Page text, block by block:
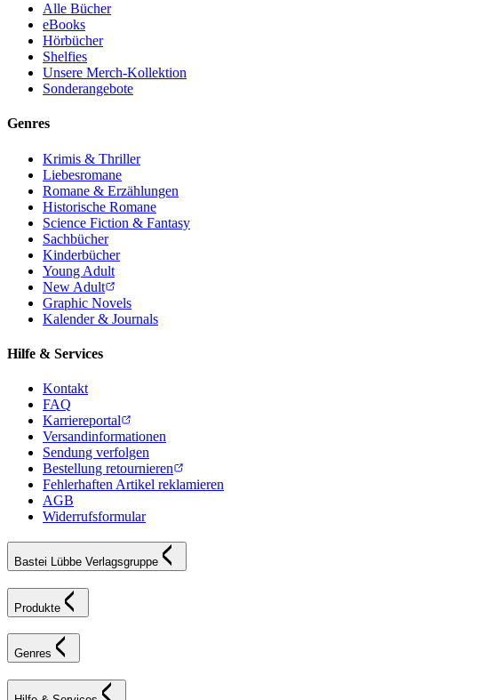
Alle Bücher
eBooks
Hörbücher
Shelfies
Unsere Merch-Kollektion
Sonderangebote
Genres
Krimis & Thriller
Liebesromane
Romane & Erzählungen
Historische Romane
Science Fiction & Fantasy
Sachbücher
Kinderbücher
Young Adult
New Adult
Graphic Novels
Kalender & Journals
Hilfe & Services
Kontakt
FAQ
Karriereportal
Versandinformationen
Sendung verfolgen
Bestellung retournieren
Fehlerhaften Artikel reklamieren
AGB
Widerrufsformular
Bastei Lübbe Verlagsgruppe
Produkte
Genres